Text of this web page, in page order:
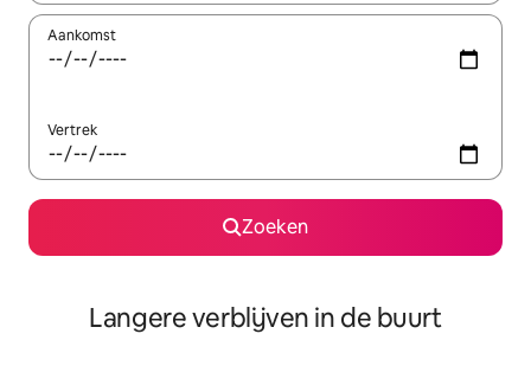
Aankomst
Vertrek
Zoeken
Langere verblijven in de buurt